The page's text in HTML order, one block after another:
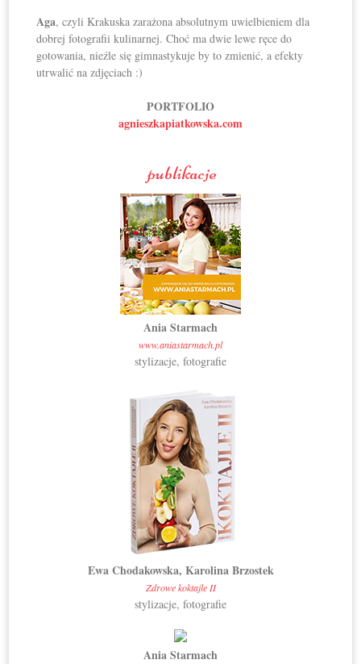
Aga, czyli Krakuska zarażona absolutnym uwielbieniem dla
dobrej fotografii kulinarnej. Choć ma dwie lewe ręce do
gotowania, nieźle się gimnastykuje by to zmienić, a efekty
utrwalić na zdjęciach :)
PORTFOLIO
agnieszkapiatkowska.com
publikacje
Ania Starmach
www.aniastarmach.pl
stylizacje, fotografie
Ewa Chodakowska, Karolina Brzostek
Zdrowe koktajle II
stylizacje, fotografie
Ania Starmach